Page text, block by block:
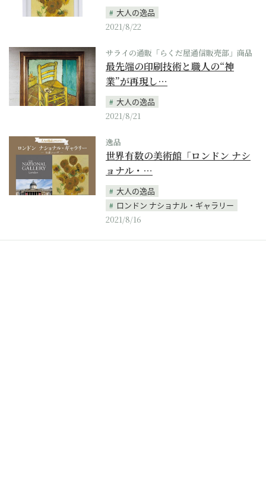
大人の逸品
2021/8/22
サライの通販「らくだ屋通信販売部」商品
最先端の印刷技術と職人の“神
業”が再現し…
大人の逸品
2021/8/21
逸品
世界有数の美術館「ロンドン ナシ
ョナル・…
大人の逸品
ロンドン ナショナル・ギャラリー
2021/8/16